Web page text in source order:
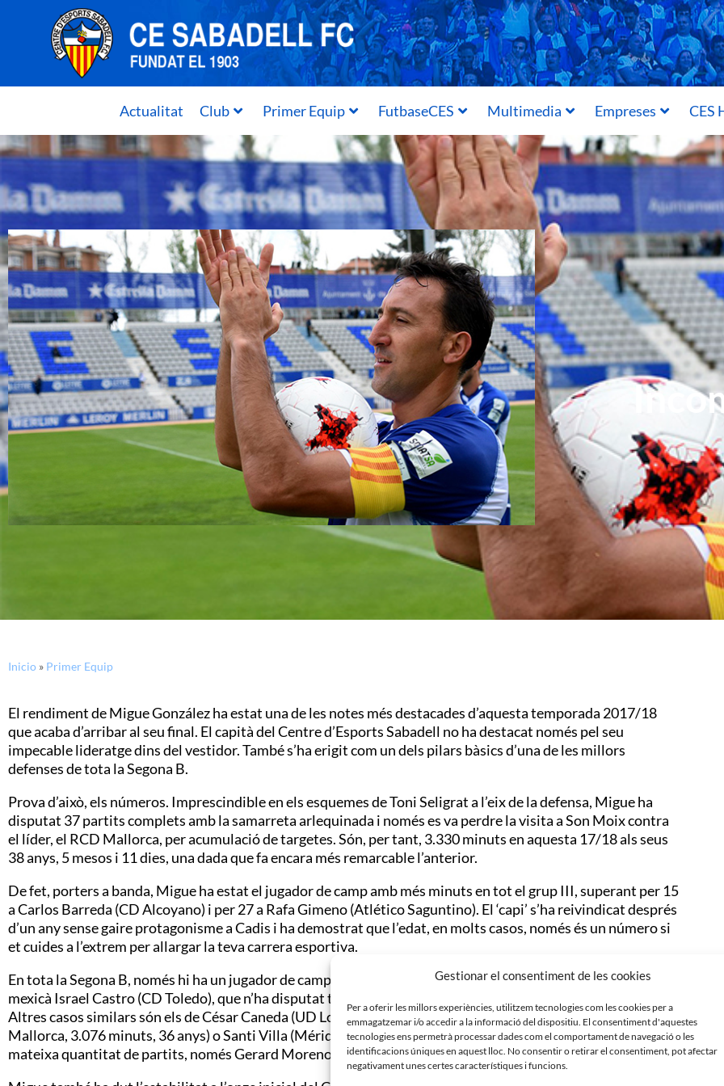
Gestionar el consentiment de les cookies
Per a oferir les millors experiències, utilitzem tecnologies com les cookies per a
emmagatzemar i/o accedir a la informació del dispositiu. El consentiment d'aquestes
tecnologies ens permetrà processar dades com el comportament de navegació o les
identificacions úniques en aquest lloc. No consentir o retirar el consentiment, pot afectar
negativament unes certes característiques i funcions.
Actualitat Club Primer Equip FutbaseCES Multimedia Empreses CES
Inicio » Primer Equip
El rendiment de Migue González ha estat una de les notes més destacades d’aquesta temporada 2017/18
que acaba d’arribar al seu final. El capità del Centre d’Esports Sabadell no ha destacat només pel seu
impecable lideratge dins del vestidor. També s’ha erigit com un dels pilars bàsics d’una de les millors
defenses de tota la Segona B.
Prova d’això, els números. Imprescindible en els esquemes de Toni Seligrat a l’eix de la defensa, Migue ha
disputat 37 partits complets amb la samarreta arlequinada i només es va perdre la visita a Son Moix contra
el líder, el RCD Mallorca, per acumulació de targetes. Són, per tant, 3.330 minuts en aquesta 17/18 als seus
38 anys, 5 mesos i 11 dies, una dada que fa encara més remarcable l’anterior.
De fet, porters a banda, Migue ha estat el jugador de camp amb més minuts en tot el grup III, superant per 15
a Carlos Barreda (CD Alcoyano) i per 27 a Rafa Gimeno (Atlético Saguntino). El ‘capi’ s’ha reivindicat després
d’un any sense gaire protagonisme a Cadis i ha demostrat que l’edat, en molts casos, només és un número si
et cuides a l’extrem per allargar la teva carrera esportiva.
En tota la Segona B, només hi ha un jugador de camp que hagi sumat més minuts que Migue. Es tracta del
mexicà Israel Castro (CD Toledo), que n’ha disputat tres més que el central arlequinat als seus 37 anys.
Altres casos similars són els de César Caneda (UD Logroñés, 3.240 minuts, 39 anys), Xisco Campos (RCD
Mallorca, 3.076 minuts, 36 anys) o Santi Villa (Mérida AD, 3.040 minuts, 35 anys). A Primera Divisió, amb la
mateixa quantitat de partits, només Gerard Moreno (RCD Espanyol) ha jugat més que el ‘capi’.